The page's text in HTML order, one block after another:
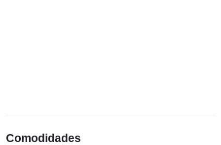
Comodidades